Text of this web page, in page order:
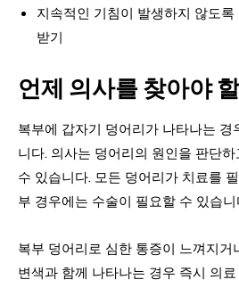
지속적인 기침이 발생하지 않도
받기
언제 의사를 찾아야
복부에 갑자기 덩어리가 나타나는
니다. 의사는 덩어리의 원인을 판단
수 있습니다. 모든 덩어리가 치료를
부 경우에는 수술이 필요할 수 있습니
복부 덩어리로 심한 통증이 느껴지거
변색과 함께 나타나는 경우 즉시 의